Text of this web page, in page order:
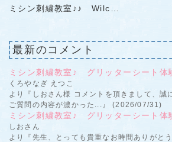
ミシン刺繍教室♪♪ Wilc…
最新のコメント
ミシン刺繍教室♪ グリッターシート
くろやなぎ えつこ
より『しおさん様 コメントを頂きまして、誠
ご質問の内容が濃かった...』 (2026/07/31)
ミシン刺繍教室♪ グリッターシート
しおさん
より『先生、とっても貴重なお時間ありがと